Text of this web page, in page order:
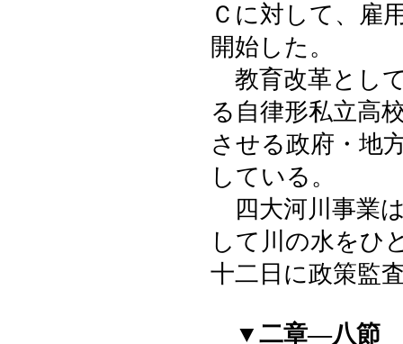
Ｃに対して、雇
開始した。
教育改革とし
る自律形私立高
させる政府・地
している。
四大河川事業
して川の水をひ
十二日に政策監
▼二章―八節